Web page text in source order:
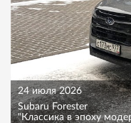
24 июля 2026
Subaru Forester
"Классика в эпоху